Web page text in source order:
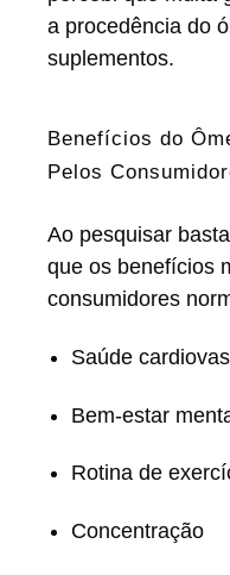
a procedência do
suplementos.
Benefícios do
Pelos
Ao pesquisar
que os benefícios
consumidores
Saúde
Bem-estar
Rotina de
Concentração